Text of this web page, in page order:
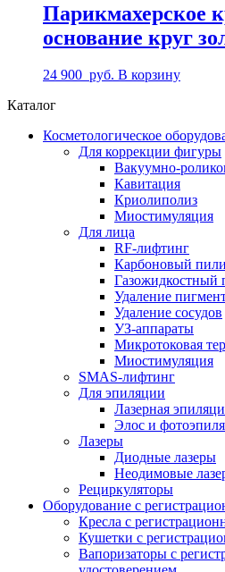
Парикмахерское
основание круг
24 900 руб. В корзину
Каталог
Косметологическое
Для коррекции фигуры
Вакуумно-
Кавитация
Криолиполиз
Миостимуляция
Для лица
RF-лифтинг
Карбоновый
Газожидкостный
Удаление
Удаление сосудов
УЗ-аппараты
Микротоковая
Миостимуляция
SMAS-лифтинг
Для эпиляции
Лазерная
Элос и
Лазеры
Диодные лазеры
Неодимовые
Рециркуляторы
Оборудование с
Кресла с
Кушетки с
Вапоризаторы с